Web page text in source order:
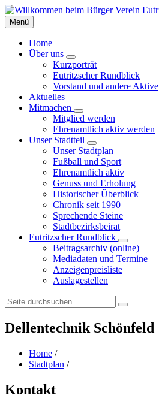
Skip
to
content
Skip
to
left
sidebar
Skip
to
footer
Menü
Home
Über uns
Kurzporträt
Eutritzscher Rundblick
Vorstand und andere Aktive
Aktuelles
Mitmachen
Mitglied werden
Ehrenamtlich aktiv werden
Unser Stadtteil
Unser Stadtplan
Fußball und Sport
Ehrenamtlich aktiv
Genuss und Erholung
Historischer Überblick
Chronik seit 1990
Sprechende Steine
Stadtbezirksbeirat
Eutritzscher Rundblick
Beitragsarchiv (online)
Mediadaten und Termine
Anzeigenpreisliste
Auslagestellen
Search:
Dellentechnik Schönfeld
Home /
Stadtplan /
Kontakt